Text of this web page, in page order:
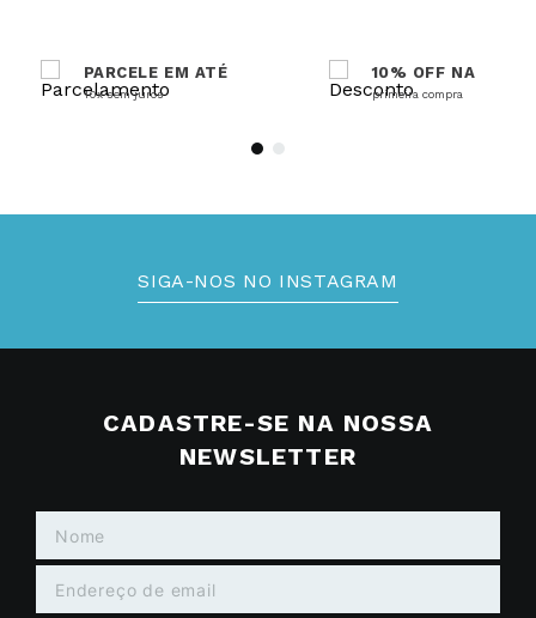
PARCELE EM ATÉ
10x sem juros
10% OFF NA
primeira compra
SIGA-NOS NO INSTAGRAM
CADASTRE-SE NA NOSSA
NEWSLETTER